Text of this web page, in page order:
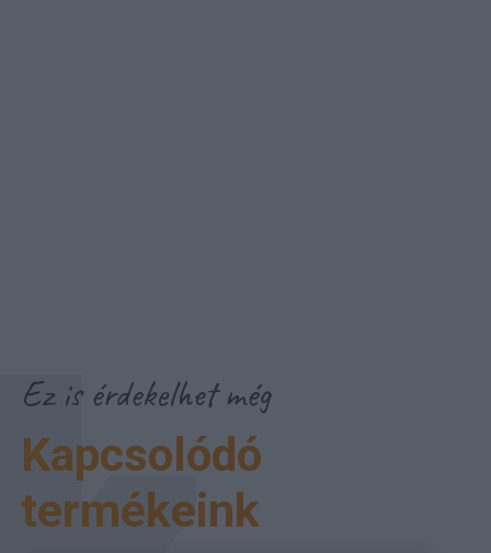
Ez is érdekelhet még
Kapcsolódó
termékeink